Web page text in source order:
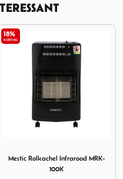
11%
KORTING
Eurotrail Heater Mauna 1500 W